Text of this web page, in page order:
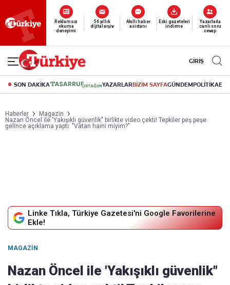
Reklamsız
okuma
deneyimi
56 yıllık
dijital arşiv
Akıllı haber
asistanı
Eski gazeteleri
indirme
Yazarlarla
canlı soru
cevap
GİRİŞ
SON DAKİKA YAZARLARBİZİM SAYFAGÜNDEMPOLİTİKA
Haberler
Magazin
Nazan Öncel ile 'Yakışıklı güvenlik" birlikte video çekti! Tepkiler peş peşe
gelince açıklama yaptı: "Vatan haini miyim?"
Linke Tıkla, Türkiye Gazetesi'ni Google Favorilerine
Ekle!
MAGAZIN
Nazan Öncel ile 'Yakışıklı güvenlik"